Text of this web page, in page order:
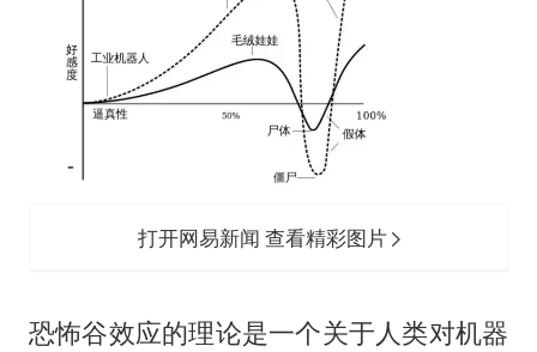
打开网易新闻 查看精彩图片
恐怖谷效应的理论是一个关于人类对机器